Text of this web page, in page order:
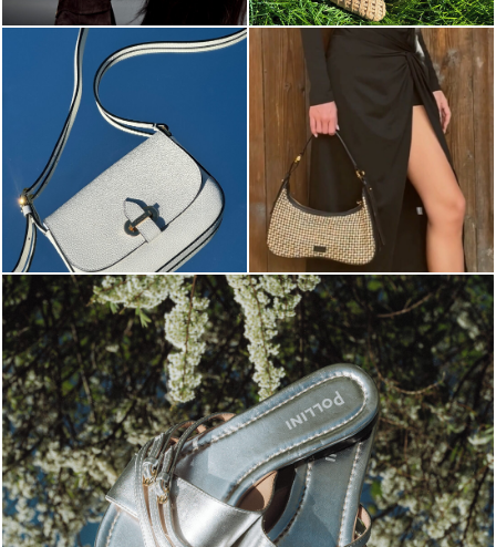
Blending sass and class, the Echos mule in silver is...